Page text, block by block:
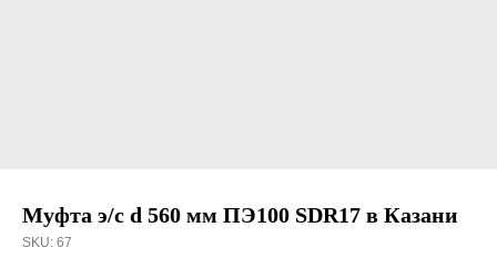
Муфта э/с d 560 мм ПЭ100 SDR17 в Казани
SKU: 67